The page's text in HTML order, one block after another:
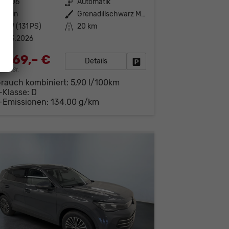
Benzin Außenfarbe
Grenadillschwarz Metallic (0E)
96 kW (131 PS) Kilometerstand 20 km
01.03.2026
€
MwSt.
Details
kombiniert: 5,90 l/100km
Klasse: D
Emissionen:134,00 g/km